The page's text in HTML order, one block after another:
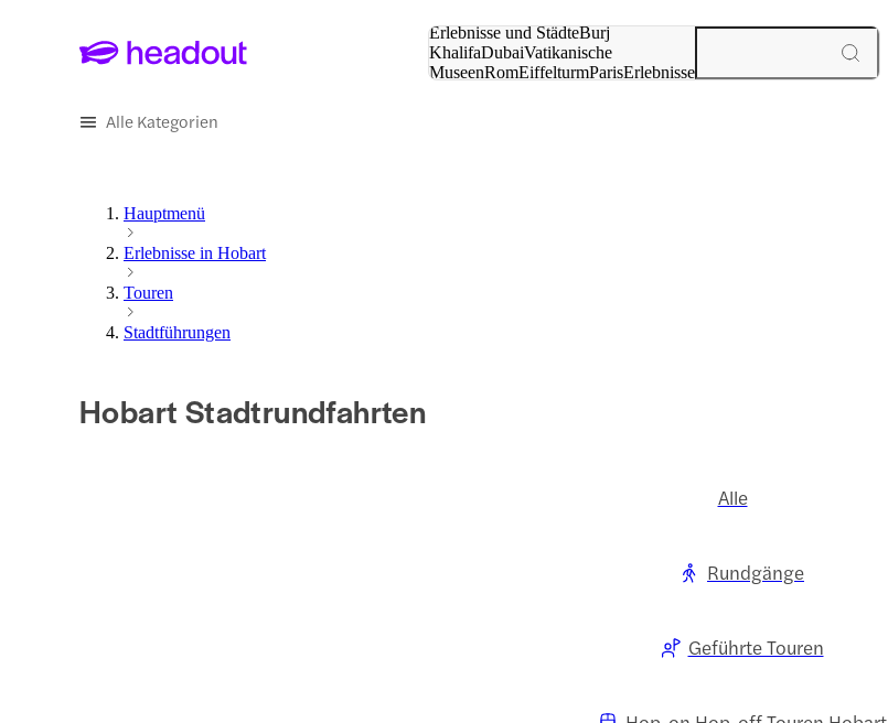
Erlebnisse und StädteBurj
KhalifaDubaiVatikanische
MuseenRomEiffelturmParisErlebnisse
Alle Kategorien
Hauptmenü
Erlebnisse in Hobart
Touren
Stadtführungen
Hobart Stadtrundfahrten
Alle
Rundgänge
Geführte Touren